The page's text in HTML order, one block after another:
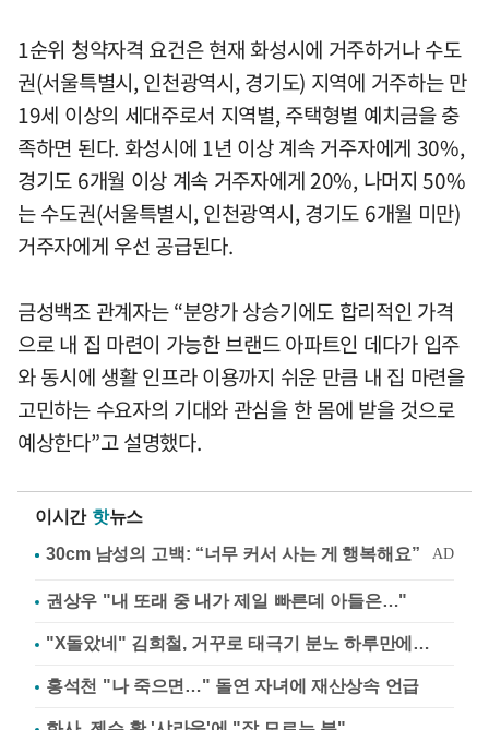
1순위 청약자격 요건은 현재 화성시에 거주하거나 수도
권(서울특별시, 인천광역시, 경기도) 지역에 거주하는 만
19세 이상의 세대주로서 지역별, 주택형별 예치금을 충
족하면 된다. 화성시에 1년 이상 계속 거주자에게 30%,
경기도 6개월 이상 계속 거주자에게 20%, 나머지 50%
는 수도권(서울특별시, 인천광역시, 경기도 6개월 미만)
거주자에게 우선 공급된다.
금성백조 관계자는 “분양가 상승기에도 합리적인 가격
으로 내 집 마련이 가능한 브랜드 아파트인 데다가 입주
와 동시에 생활 인프라 이용까지 쉬운 만큼 내 집 마련을
고민하는 수요자의 기대와 관심을 한 몸에 받을 것으로
예상한다”고 설명했다.
이시간 핫뉴스
권상우 "내 또래 중 내가 제일 빠른데 아들은…"
"X돌았네" 김희철, 거꾸로 태극기 분노 하루만에…
홍석천 "나 죽으면…" 돌연 자녀에 재산상속 언급